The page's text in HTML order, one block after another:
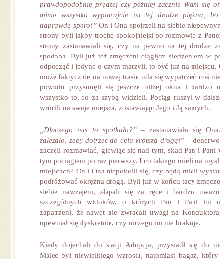
prawdopodobnie prędzej czy później zacznie Wam się
mimo wszystko wypatrujcie na tej drodze piękna,
naprawdę sporo!”On i Ona spojrzeli na siebie
strony byli jakby trochę spokojniejsi po rozmowie z
strony zastanawiali się, czy na pewno na tej drodze
spodoba. Byli już też zmęczeni ciągłym siedzeniem w
odpocząć i jedyne o czym marzyli, to być już na miejscu.
może faktycznie na nowej trasie uda się wypatrzeć coś
powodu przysunęli się jeszcze bliżej okna i bardzo
wszystko to, co za szybą widzieli. Pociąg ruszył w
wrócili na swoje miejsca, zostawiając Jego i Ją samych.
„Dlaczego nas to spotkało?” – zastanawiała się
zależało, żeby dotrzeć do celu krótszą drogą!” –
zaczęli rozmawiać, głowiąc się nad tym, skąd Pan i
tym pociągiem po raz pierwszy. I co takiego mieli na
miejscach? On i Ona niepokoili się, czy będą mieli
podróżować okrężną drogą. Byli już w końcu tacy
siebie nawzajem, złapali się za ręce i bardzo
szczególnych widoków, o których Pan i Pani im
zapatrzeni, że nawet nie zwracali uwagi na
upewniał się dyskretnie, czy niczego im nie brakuje.
Kiedy dojechali do stacji Adopcja, przysiadł się do
Malec był niewielkiego wzrostu, natomiast bagaż, który